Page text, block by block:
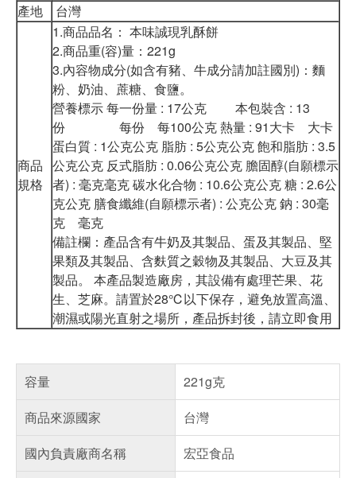
產地
台灣
商品
規格
1.商品品名： 本味誠現乳酥餅
2.商品重(容)量：221g
3.內容物成分(如含有豬、牛成分請加註國別)：麵
粉、奶油、蔗糖、食鹽。
營養標示 每一份量 : 17公克 本包裝含 : 13
份 每份 每100公克 熱量 : 91大卡 大卡
蛋白質 : 1公克公克 脂肪 : 5公克公克 飽和脂肪 : 3.5
公克公克 反式脂肪 : 0.06公克公克 膽固醇(自願標示
者) : 毫克毫克 碳水化合物 : 10.6公克公克 糖 : 2.6公
克公克 膳食纖維(自願標示者) : 公克公克 鈉 : 30毫
克 毫克
備註欄：產品含有牛奶及其製品、蛋及其製品、堅
果類及其製品、含麩質之穀物及其製品、大豆及其
製品。 本產品製造廠房，其設備有處理芒果、花
生、芝麻。請置於28℃以下保存，避免放置高溫、
潮濕或陽光直射之場所，產品拆封後，請立即食用
容量
221g克
商品來源國家
台灣
國內負責廠商名稱
宏亞食品